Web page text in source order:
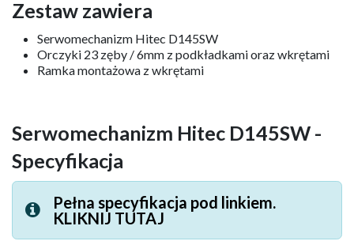
Zestaw zawiera
Serwomechanizm Hitec D145SW
Orczyki 23 zęby / 6mm z podkładkami oraz wkrętami
Ramka montażowa z wkrętami
Serwomechanizm Hitec D145SW -
Specyfikacja
Pełna specyfikacja pod linkiem.
KLIKNIJ TUTAJ